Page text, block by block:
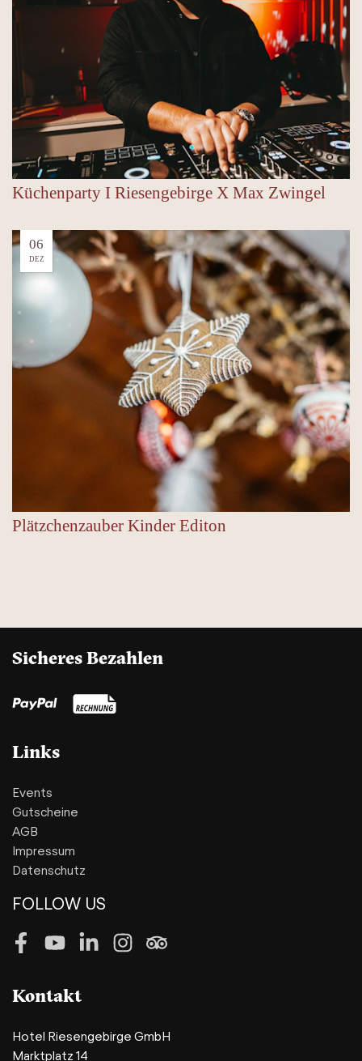
Küchenparty I Riesengebirge X Max Zwingel
06
DEZ
Plätzchenzauber Kinder Editon
Sicheres Bezahlen
Links
Events
Gutscheine
AGB
Impressum
Datenschutz
FOLLOW US
FacebookYoutubeLinkedInInstagramTripadvisor
Kontakt
Hotel Riesengebirge GmbH
Marktplatz 14